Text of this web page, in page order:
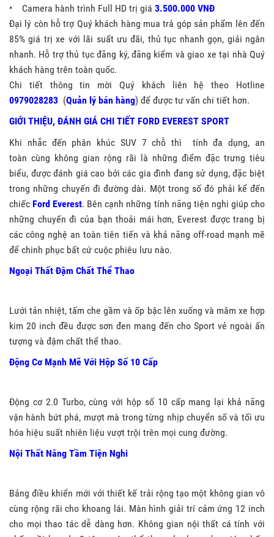
• Camera hành trình Full HD trị giá 3.500.000 VNĐ
Đại lý còn hỗ trợ Quý khách hàng mua trả góp sản phẩm lên đến
85% giá trị xe với lãi suất ưu đãi, thủ tục nhanh gọn, giải ngân
nhanh. Hỗ trợ thủ tục đăng ký, đăng kiểm và giao xe tại nhà Quý
khách hàng trên toàn quốc.
Chi tiết thông tin mời Quý khách liên hệ theo Hotline
0979028283 (Quản lý bán hàng) để được tư vấn chi tiết hơn.
GIỚI THIỆU, ĐÁNH GIÁ CHI TIẾT FORD EVEREST SPORT
Khi nhắc đến phân khúc SUV 7 chỗ thì tính đa dụng, an
toàn cùng không gian rộng rãi là những điểm đặc trưng tiêu
biểu, được đánh giá cao bởi các gia đình đang sử dụng, đặc biệt
trong những chuyến đi đường dài. Một trong số đó phải kể đến
chiếc Ford Everest. Bên cạnh những tính năng tiện nghi giúp cho
những chuyến đi của bạn thoải mái hơn, Everest được trang bị
các công nghệ an toàn tiên tiến và khả năng off-road mạnh mẽ
để chinh phục bất cứ cuộc phiêu lưu nào.
Ngoại Thất Đậm Chất Thể Thao
Lưới tản nhiệt, tấm che gầm và ốp bậc lên xuống và mâm xe hợp
kim 20 inch đều được sơn đen mang đến cho Sport vẻ ngoài ấn
tượng và đậm chất thể thao.
Động Cơ Mạnh Mẽ Với Hộp Số 10 Cấp
Động cơ 2.0 Turbo, cùng với hộp số 10 cấp mang lại khả năng
vận hành bứt phá, mượt mà trong từng nhịp chuyển số và tối ưu
hóa hiệu suất nhiên liệu vượt trội trên mọi cung đường.
Nội Thất Nâng Tầm Tiện Nghi
Bảng điều khiển mới với thiết kế trải rộng tạo một không gian vô
cùng rộng rãi cho khoang lái. Màn hình giải trí cảm ứng 12 inch
cho mọi thao tác dễ dàng hơn. Không gian nội thất cá tính với